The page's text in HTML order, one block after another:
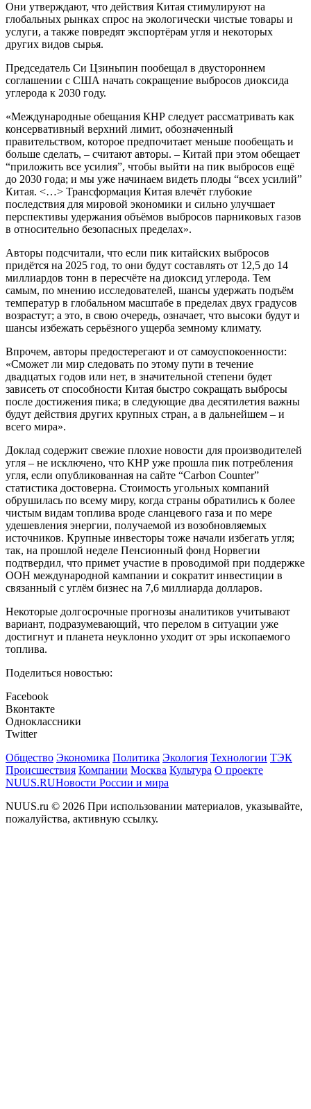
Они утверждают, что действия Китая стимулируют на
глобальных рынках спрос на экологически чистые товары и
услуги, а также повредят экспортёрам угля и некоторых
других видов сырья.
Председатель Си Цзиньпин пообещал в двустороннем
соглашении с США начать сокращение выбросов диоксида
углерода к 2030 году.
«Международные обещания КНР следует рассматривать как
консервативный верхний лимит, обозначенный
правительством, которое предпочитает меньше пообещать и
больше сделать, – считают авторы. – Китай при этом обещает
“приложить все усилия”, чтобы выйти на пик выбросов ещё
до 2030 года; и мы уже начинаем видеть плоды “всех усилий”
Китая. <…> Трансформация Китая влечёт глубокие
последствия для мировой экономики и сильно улучшает
перспективы удержания объёмов выбросов парниковых газов
в относительно безопасных пределах».
Авторы подсчитали, что если пик китайских выбросов
придётся на 2025 год, то они будут составлять от 12,5 до 14
миллиардов тонн в пересчёте на диоксид углерода. Тем
самым, по мнению исследователей, шансы удержать подъём
температур в глобальном масштабе в пределах двух градусов
возрастут; а это, в свою очередь, означает, что высоки будут и
шансы избежать серьёзного ущерба земному климату.
Впрочем, авторы предостерегают и от самоуспокоенности:
«Сможет ли мир следовать по этому пути в течение
двадцатых годов или нет, в значительной степени будет
зависеть от способности Китая быстро сокращать выбросы
после достижения пика; в следующие два десятилетия важны
будут действия других крупных стран, а в дальнейшем – и
всего мира».
Доклад содержит свежие плохие новости для производителей
угля – не исключено, что КНР уже прошла пик потребления
угля, если опубликованная на сайте “Carbon Counter”
статистика достоверна. Стоимость угольных компаний
обрушилась по всему миру, когда страны обратились к более
чистым видам топлива вроде сланцевого газа и по мере
удешевления энергии, получаемой из возобновляемых
источников. Крупные инвесторы тоже начали избегать угля;
так, на прошлой неделе Пенсионный фонд Норвегии
подтвердил, что примет участие в проводимой при поддержке
ООН международной кампании и сократит инвестиции в
связанный с углём бизнес на 7,6 миллиарда долларов.
Некоторые долгосрочные прогнозы аналитиков учитывают
вариант, подразумевающий, что перелом в ситуации уже
достигнут и планета неуклонно уходит от эры ископаемого
топлива.
Поделиться новостью:
Facebook
Вконтакте
Одноклассники
Twitter
Общество Экономика Политика Экология Технологии ТЭК
Происшествия Компании Москва Культура О проекте
NUUS.RUНовости России и мира
NUUS.ru © 2026 При использовании материалов, указывайте,
пожалуйства, активную ссылку.